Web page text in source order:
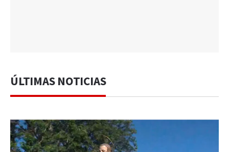
ÚLTIMAS NOTICIAS